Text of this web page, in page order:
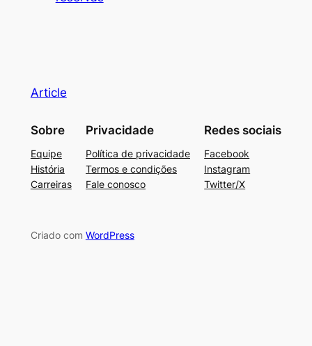
Article
Sobre
Equipe
História
Carreiras
Privacidade
Política de privacidade
Termos e condições
Fale conosco
Redes sociais
Facebook
Instagram
Twitter/X
Criado com WordPress